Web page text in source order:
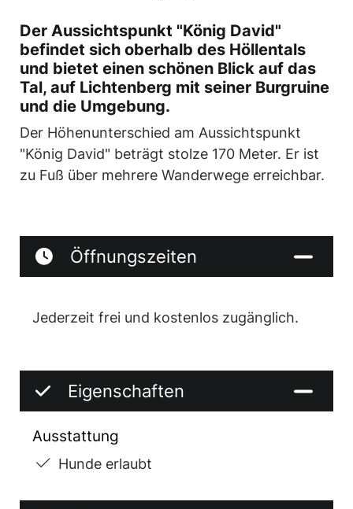
Der Aussichtspunkt "König David"
befindet sich oberhalb des Höllentals
und bietet einen schönen Blick auf das
Tal, auf Lichtenberg mit seiner Burgruine
und die Umgebung.
Der Höhenunterschied am Aussichtspunkt
"König David" beträgt stolze 170 Meter. Er ist
zu Fuß über mehrere Wanderwege erreichbar.
Öffnungszeiten
Jederzeit frei und kostenlos zugänglich.
Eigenschaften
Ausstattung
Hunde erlaubt